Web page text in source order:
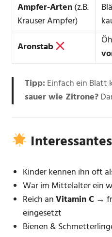
Ampfer-Arten(z.B.
Krauser Ampfer)
Aronstab
Tipp: Einfach ein Blatt
sauer wie Zitrone?
Interessantes
Kinder kennen ihn oft
War im Mittelalter ein
Reich anVitamin C→
eingesetzt
Bienen &